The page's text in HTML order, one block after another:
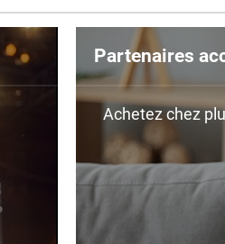
Partenaires
Achetez chez